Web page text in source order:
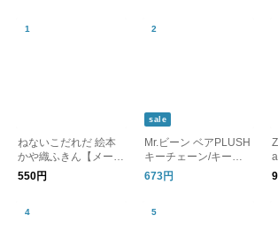
ねないこだれだ 絵本
かや織ふきん【メール
便可】
550円
sale
Mr.ビーン ベアPLUSH
キーチェーン/キーホ
ルダー
673円